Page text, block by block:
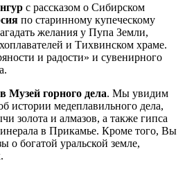
с рассказом о Сибирском
по старинному купеческому
желания у Пупа Земли,
и Тихвинском храме.
и радости» и сувенирного
Музей горного дела. Мы увидим
истории медеплавильного дела,
золота и алмазов, а также гипса
в Прикамье. Кроме того, Вы
о богатой уральской земле,